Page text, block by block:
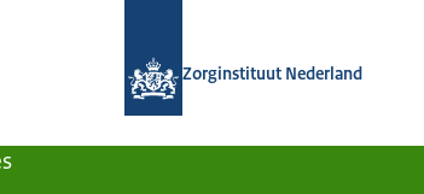
Zorginstituut Nederland